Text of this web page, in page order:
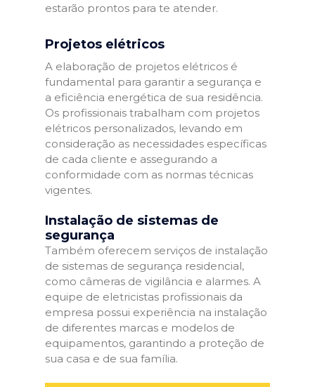
estarão prontos para te atender.
Projetos elétricos
A elaboração de projetos elétricos é
fundamental para garantir a segurança e
a eficiência energética de sua residência.
Os profissionais trabalham com projetos
elétricos personalizados, levando em
consideração as necessidades específicas
de cada cliente e assegurando a
conformidade com as normas técnicas
vigentes.
Instalação de sistemas de
segurança
Também oferecem serviços de instalação
de sistemas de segurança residencial,
como câmeras de vigilância e alarmes. A
equipe de eletricistas profissionais da
empresa possui experiência na instalação
de diferentes marcas e modelos de
equipamentos, garantindo a proteção de
sua casa e de sua família.